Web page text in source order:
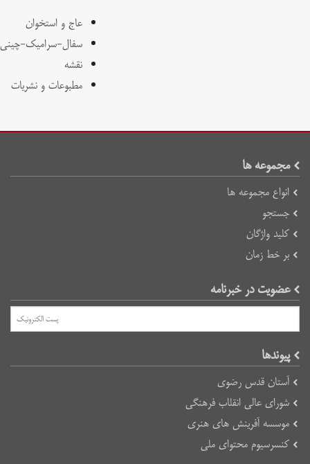
عاج و استخوان
سفال-سرامیک-چینی
نقشه
مطبوعات و نشریات
مجموعه ها
انواع مجموعه ها
جستجو
کلید واژگان
بر خط زمان
عضویت در خبرنامه
پیوند‌ها
آستان قدس رضوی
شورای عالی انقلاب فرهنگی
موسسه آفرینش های هنری
کنسرسیوم محتوای ملی